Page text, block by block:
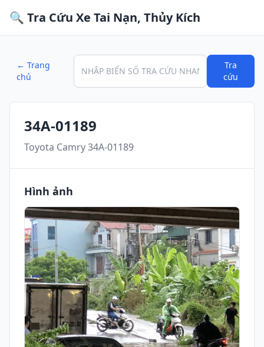
🔍 Tra Cứu Xe Tai Nạn, Thủy Kích
← Trang
chủ
Tra
cứu
34A-01189
Toyota Camry 34A-01189
Hình ảnh